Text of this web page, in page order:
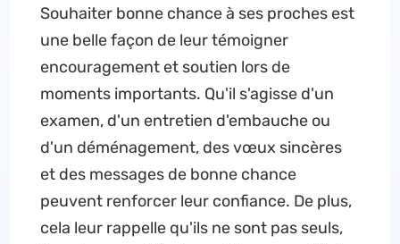
Souhaiter bonne chance à ses proches est
une belle façon de leur témoigner
encouragement et soutien lors de
moments importants. Qu'il s'agisse d'un
examen, d'un entretien d'embauche ou
d'un déménagement, des vœux sincères
et des messages de bonne chance
peuvent renforcer leur confiance. De plus,
cela leur rappelle qu'ils ne sont pas seuls,